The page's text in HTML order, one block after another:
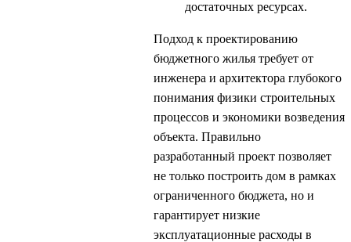
достаточных ресурсах.
Подход к проектированию
бюджетного жилья требует от
инженера и архитектора глубокого
понимания физики строительных
процессов и экономики возведения
объекта. Правильно
разработанный проект позволяет
не только построить дом в рамках
ограниченного бюджета, но и
гарантирует низкие
эксплуатационные расходы в